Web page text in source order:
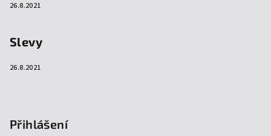
26.8.2021
Slevy
26.8.2021
Přihlášení